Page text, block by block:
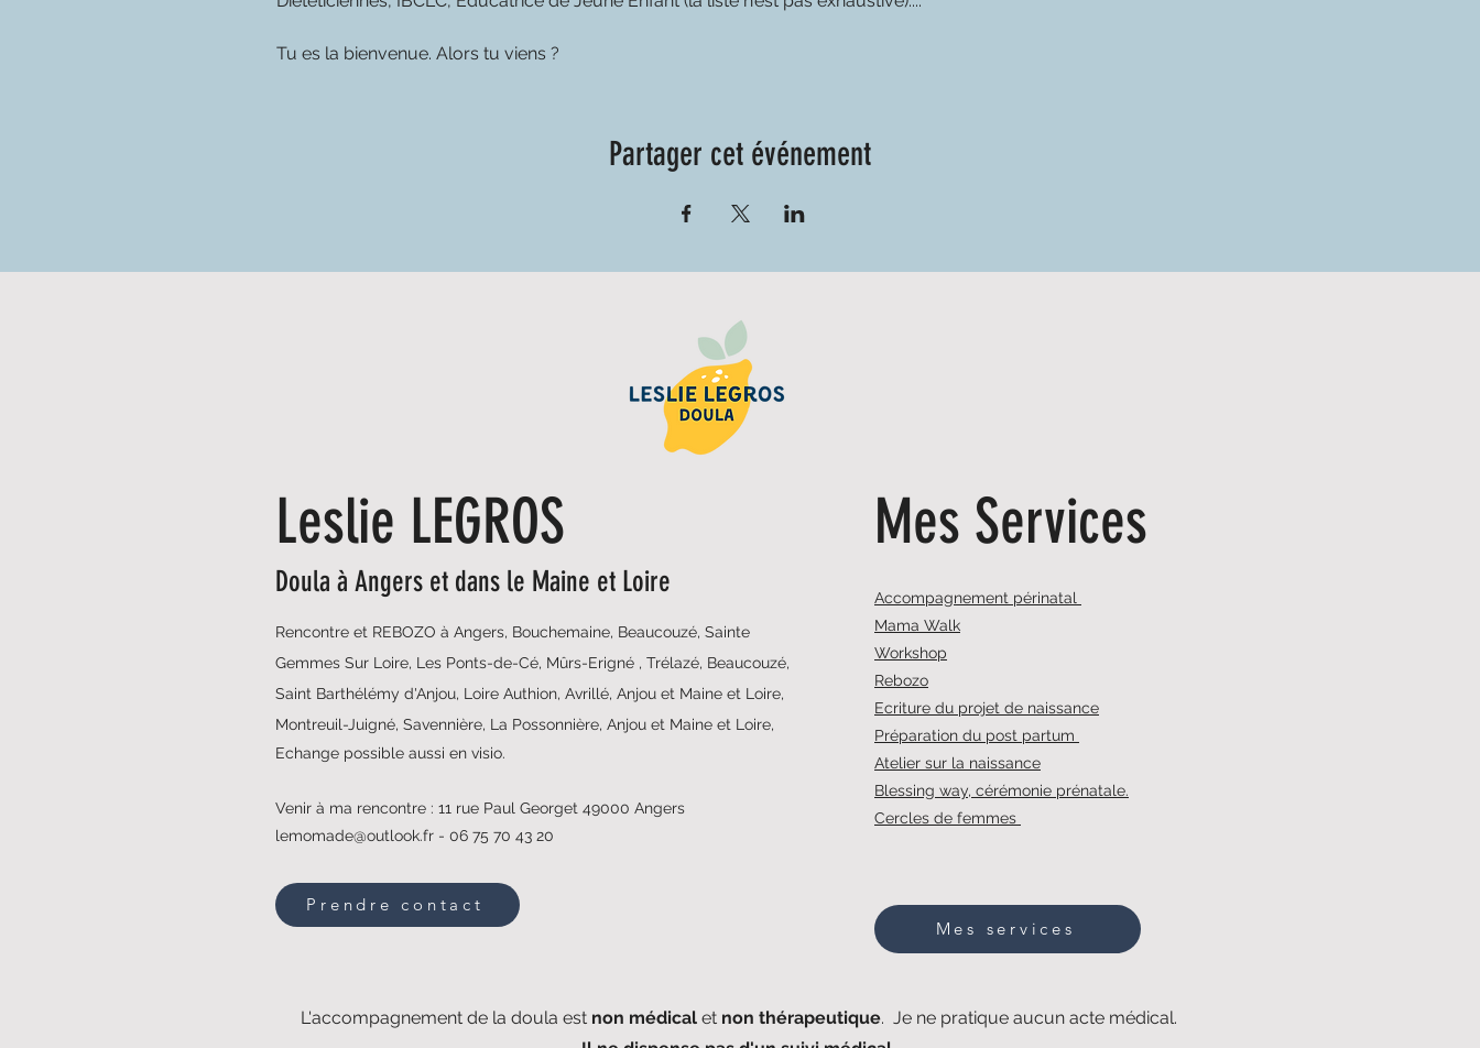
Tu es la bienvenue. Alors tu viens ?
Partager cet événement
Leslie LEGROS
Doula à Angers et dans le Maine et Loire
Rencontre et REBOZO à Angers, Bouchemaine, Beaucouzé, Sainte
Gemmes Sur Loire, Les Ponts-de-Cé, Mûrs-Erigné , Trélazé, Beaucouzé,
Saint Barthélémy d'Anjou, Loire Authion, Avrillé, Anjou et Maine et Loire,
Montreuil-Juigné, Savennière, La Possonnière, Anjou et Maine et Loire,
Echange possible aussi en visio.
Venir à ma rencontre : 11 rue Paul Georget 49000 Angers
lemomade@outlook.fr - 06 75 70 43 20
Prendre contact
Mes Services
Accompagnement périnatal
Mama Walk
Workshop
Rebozo
Ecriture du projet de naissance
Préparation du post partum
Atelier sur la naissance
Blessing way, cérémonie prénatale.
Cercles de femmes
Mes services
L'accompagnement de la doula estnon médical et non thérapeutique. Je ne pratique aucun acte médical.